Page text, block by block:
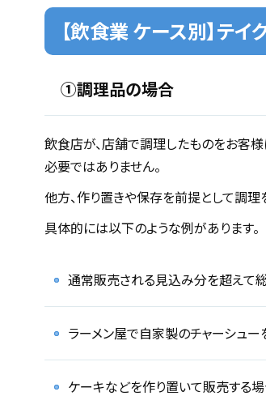
【飲食業 ケース別】テ
①調理品の場合
飲食店が、店舗で調理したものをお客
必要ではありません。
他方、作り置きや保存を前提として調
具体的には以下のような例があります。
通常販売される見込み分を超えて
ラーメン屋で自家製のチャーシュ
ケーキなどを作り置いて販売する